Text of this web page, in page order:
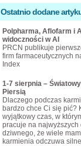
Ostatnio dodane
Polpharma, Aflofarm i
widoczności w AI
PRCN publikuje
firm farmaceutycznych
Index
1-7 sierpnia –
Piersią
Dlaczego podczas
bardzo chce Ci się pić?
wyjątkowy czas, w
pracuje na najwyższych
dziwnego, że wiele
karmienia odczuwa